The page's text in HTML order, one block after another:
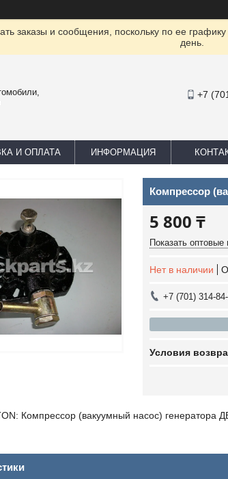
заказы и сообщения, поскольку по ее
день.
+7
И ОПЛАТА ИНФОРМАЦИЯ
Компрессор
5 800 ₸
Показать оптовые
Нет в наличии
+7 (701) 314-
Компрессор (вакуумный насос) генератора